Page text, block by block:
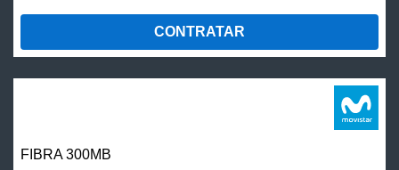
CONTRATAR
FIBRA 300MB